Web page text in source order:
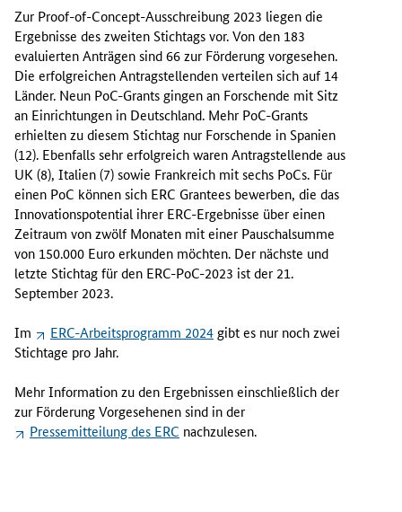
u
r
P
r
o
o
f
-
o
f
-
C
o
n
c
p
t
A
u
Zur Proof-of-Concept-Ausschreibung 2023 liegen die
Ergebnisse des zweiten Stichtags vor. Von den 183
evaluierten Anträgen sind 66 zur Förderung vorgesehen.
Die erfolgreichen Antragstellenden verteilen sich auf 14
Länder. Neun PoC-Grants gingen an Forschende mit Sitz
an Einrichtungen in Deutschland. Mehr PoC-Grants
erhielten zu diesem Stichtag nur Forschende in Spanien
(12). Ebenfalls sehr erfolgreich waren Antragstellende aus
UK (8), Italien (7) sowie Frankreich mit sechs PoCs. Für
einen PoC können sich ERC Grantees bewerben, die das
Innovationspotential ihrer ERC-Ergebnisse über einen
Zeitraum von zwölf Monaten mit einer Pauschalsumme
von 150.000 Euro erkunden möchten. Der nächste und
letzte Stichtag für den ERC-PoC-2023 ist der 21.
September 2023.
Im ERC-Arbeitsprogramm 2024 gibt es nur noch zwei
Stichtage pro Jahr.
Mehr Information zu den Ergebnissen einschließlich der
zur Förderung Vorgesehenen sind in der
Pressemitteilung des ERC nachzulesen.